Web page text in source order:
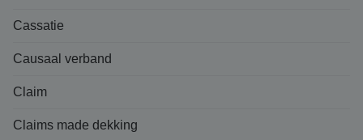
Cassatie
Causaal verband
Claim
Claims made dekking